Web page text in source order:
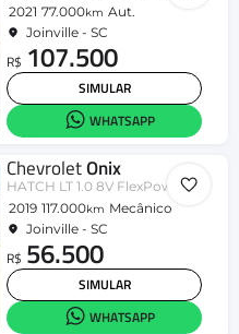
2021 77.000km Aut.
Joinville - SC
R$ 107.500
SIMULAR
WHATSAPP
ChevroletOnix
HATCH LT 1.0 8V FlexPower 5p Mec.
2019 117.000km Mecânico
Joinville - SC
R$ 56.500
SIMULAR
WHATSAPP